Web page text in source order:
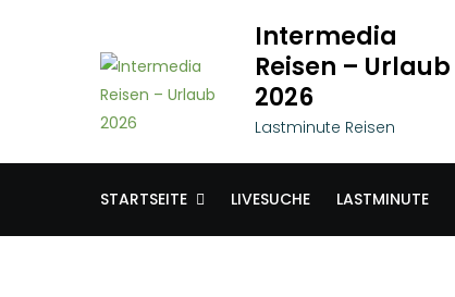
Intermedia
Reisen – Urlaub
2026
Lastminute Reisen
STARTSEITE LIVESUCHE LASTMINUTE